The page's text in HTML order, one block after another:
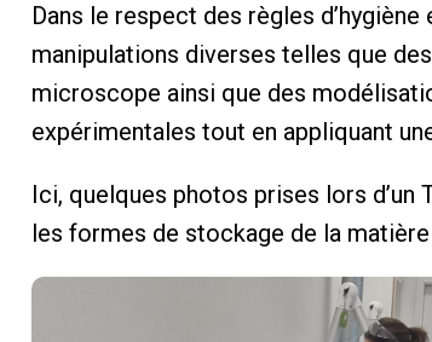
Dans le respect des règles
manipulations diverses telles que
microscope ainsi que des
expérimentales tout en appliquant
Ici, quelques photos prises lors d’un
les formes de stockage de la